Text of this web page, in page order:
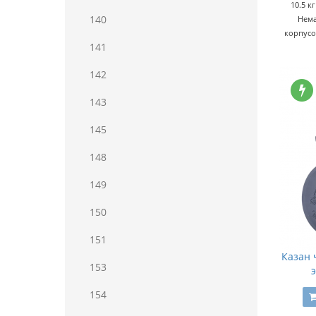
140
141
142
143
145
148
149
150
151
153
154
10.5
Казан